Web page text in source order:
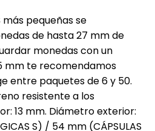
más pequeñas se
de hasta 27 mm de
monedas con un
mm te recomendamos
entre paquetes de 6 y 50.
resistente a los
13 mm. Diámetro exterior:
S) / 54 mm (CÁPSULAS